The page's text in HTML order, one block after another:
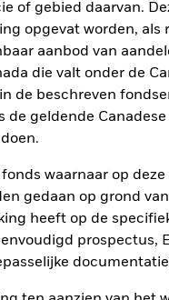
of gebied daarvan.
opgevat worden, als
aanbod van
die valt onder de
de beschreven
de geldende
waarnaar op
gedaan op grond
heeft op de
prospectus,
op de
gebeurtenissen in
in overeenstemming
dergelijke screening kan
optreden als tegenpartij